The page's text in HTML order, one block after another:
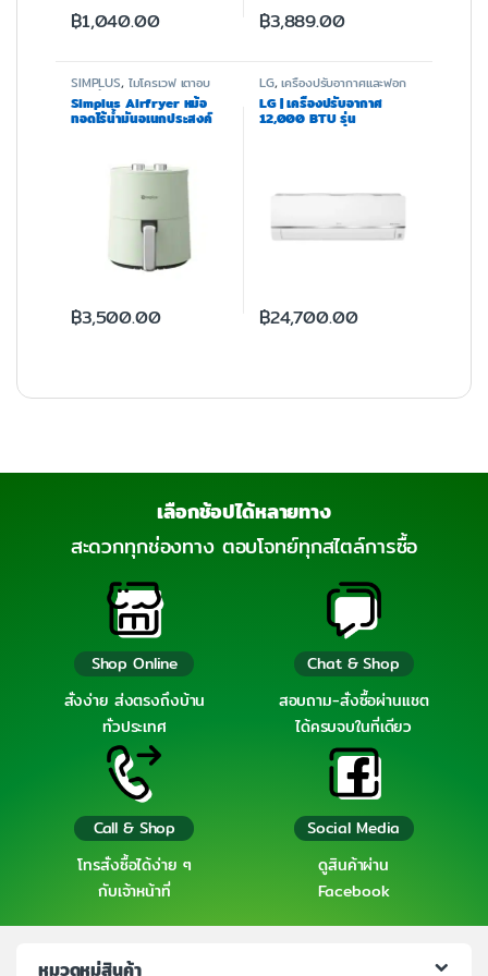
฿1,040.00 ฿3,889.00
SIMPLUS, ไมโครเวฟ เตาอบ
และหม้อทอด
Simplus Airfryer หม้อ
ทอดไร้น้ำมันอเนกประสงค์
฿3,500.00
LG,เครื่องปรับอากาศและฟอก
อากาศ
LG | เครื่องปรับอากาศ
12,000 BTU รุ่น
฿24,700.00
เลือกช้อปได้หลายทาง
สะดวกทุกช่องทาง ตอบโจทย์ทุกสไตล์การซื้อ
Shop Online
สั่งง่าย ส่งตรงถึงบ้าน
ทั่วประเทศ
Chat & Shop
สอบถาม-สั่งซื้อผ่านแชต
ได้ครบจบในที่เดียว
Call & Shop
โทรสั่งซื้อได้ง่าย ๆ
กับเจ้าหน้าที่
Social Media
ดูสินค้าผ่าน
Facebook
หมวดหมู่สินค้า